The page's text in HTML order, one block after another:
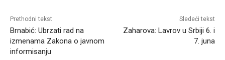
Prethodni tekst
Brnabić: Ubrzati rad na
izmenama Zakona o javnom
informisanju
Sledeći tekst
Zaharova: Lavrov u Srbiji 6. i
7. juna